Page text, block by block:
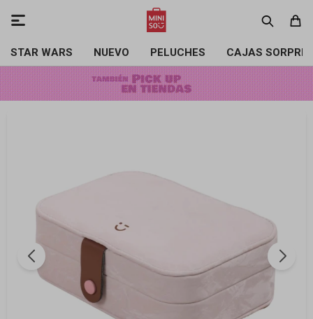
STAR WARS NUEVO PELUCHES CAJAS
